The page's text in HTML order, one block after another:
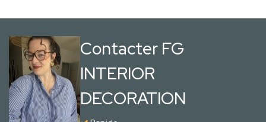
Contacter FG
INTERIOR
DECORATION